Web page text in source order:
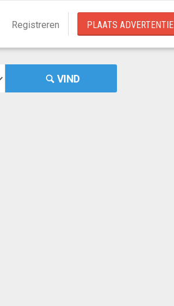
Registreren PLAATS ADVERTENTIE
VIND